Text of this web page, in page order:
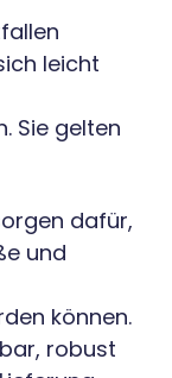
leicht
Sie gelten
dafür,
und
können.
robust